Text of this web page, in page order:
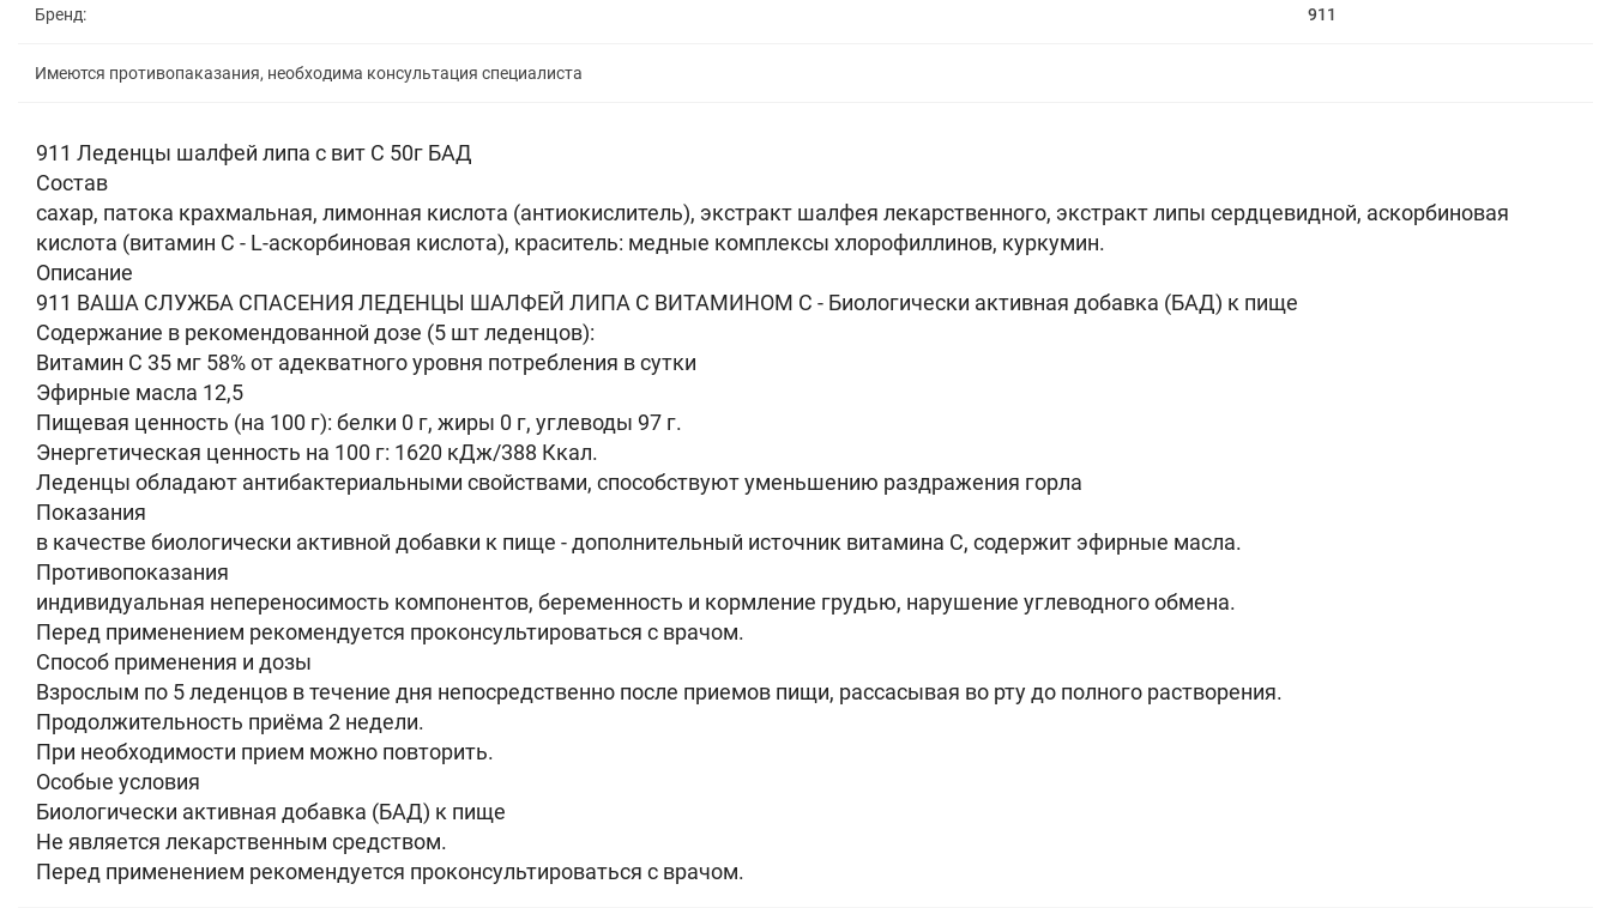
Бренд: 911
Имеются противопаказания, необходима консультация специалиста
911 Леденцы шалфей липа с вит С 50г БАД
Состав
сахар, патока крахмальная, лимонная кислота (антиокислитель), экстракт шалфея лекарственного, экстракт липы сердцевидной, аскорбиновая
кислота (витамин С - L-аскорбиновая кислота), краситель: медные комплексы хлорофиллинов, куркумин.
Описание
911 ВАША СЛУЖБА СПАСЕНИЯ ЛЕДЕНЦЫ ШАЛФЕЙ ЛИПА С ВИТАМИНОМ С - Биологически активная добавка (БАД) к пище
Содержание в рекомендованной дозе (5 шт леденцов):
Витамин С 35 мг 58% от адекватного уровня потребления в сутки
Эфирные масла 12,5
Пищевая ценность (на 100 г): белки 0 г, жиры 0 г, углеводы 97 г.
Энергетическая ценность на 100 г: 1620 кДж/388 Ккал.
Леденцы обладают антибактериальными свойствами, способствуют уменьшению раздражения горла
Показания
в качестве биологически активной добавки к пище - дополнительный источник витамина С, содержит эфирные масла.
Противопоказания
индивидуальная непереносимость компонентов, беременность и кормление грудью, нарушение углеводного обмена.
Перед применением рекомендуется проконсультироваться с врачом.
Способ применения и дозы
Взрослым по 5 леденцов в течение дня непосредственно после приемов пищи, рассасывая во рту до полного растворения.
Продолжительность приёма 2 недели.
При необходимости прием можно повторить.
Особые условия
Биологически активная добавка (БАД) к пище
Не является лекарственным средством.
Перед применением рекомендуется проконсультироваться с врачом.